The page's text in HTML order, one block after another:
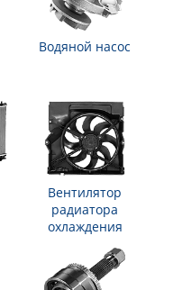
Водяной насос
Вентилятор
радиатора
охлаждения